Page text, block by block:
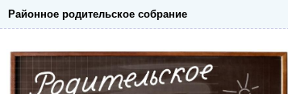
Районное родительское собрание